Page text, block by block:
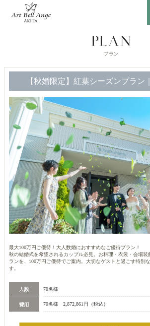
【秋婚限定】紅葉シーズンプラン
最大100万円ご優待！大人数婚におすすめなご優待プラン！
秋の結婚式を希望されるカップル必見。お料理・衣裳・会場
ランを、100万円ご優待でご案内。大切なゲストと過ごす特別
す。
70名様
70名様 2,872,861円（税込）